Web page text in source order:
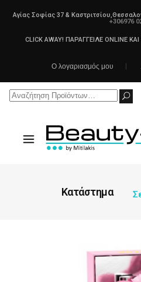
Αγίας Σοφίας 37 &
+306976
CLICK AWAY! ΠΑΡΑΓΓΕΙΛΕ ONLINE
Ο λογαριασμός μου
Search
Κατάστημα